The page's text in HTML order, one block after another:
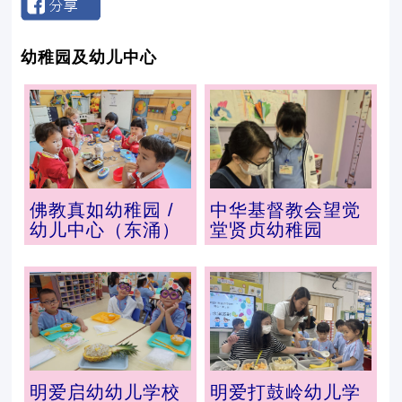
幼稚园及幼儿中心
佛教真如幼稚园 /
幼儿中心（东涌）
中华基督教会望觉
堂贤贞幼稚园
明爱启幼幼儿学校 明爱打鼓岭幼儿学